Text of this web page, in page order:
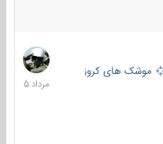
موشک های کروز
2
مرداد
1405